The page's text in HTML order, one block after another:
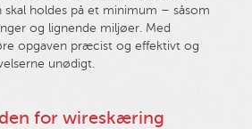
holdes på et minimum – såsom
og lignende miljøer. Med
opgaven præcist og effektivt og
unødigt.
for wireskæring